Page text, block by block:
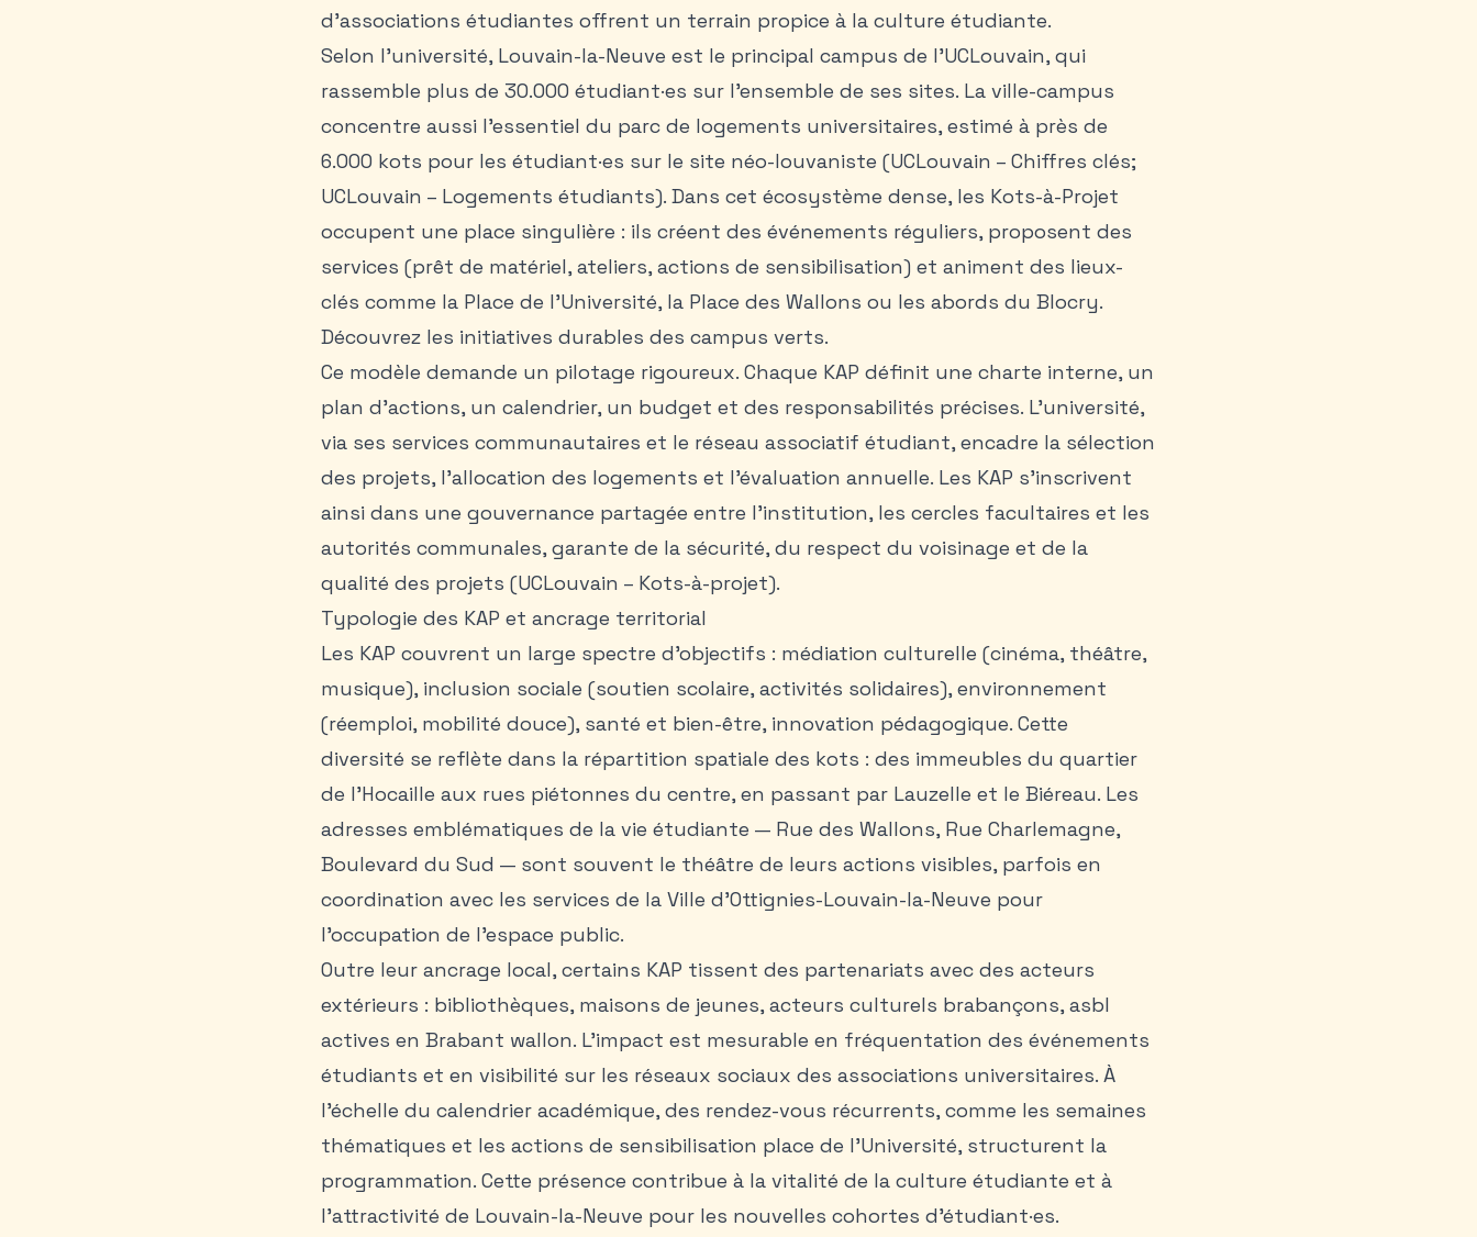
d’associations étudiantes offrent un terrain propice à la culture étudiante.
Selon l’université, Louvain-la-Neuve est le principal campus de l’UCLouvain, qui
rassemble plus de 30.000 étudiant·es sur l’ensemble de ses sites. La ville-campus
concentre aussi l’essentiel du parc de logements universitaires, estimé à près de
6.000 kots pour les étudiant·es sur le site néo-louvaniste (UCLouvain – Chiffres clés;
UCLouvain – Logements étudiants). Dans cet écosystème dense, les Kots-à-Projet
occupent une place singulière : ils créent des événements réguliers, proposent des
services (prêt de matériel, ateliers, actions de sensibilisation) et animent des lieux-
clés comme la Place de l’Université, la Place des Wallons ou les abords du Blocry.
Découvrez les initiatives durables des campus verts.
Ce modèle demande un pilotage rigoureux. Chaque KAP définit une charte interne, un
plan d’actions, un calendrier, un budget et des responsabilités précises. L’université,
via ses services communautaires et le réseau associatif étudiant, encadre la sélection
des projets, l’allocation des logements et l’évaluation annuelle. Les KAP s’inscrivent
ainsi dans une gouvernance partagée entre l’institution, les cercles facultaires et les
autorités communales, garante de la sécurité, du respect du voisinage et de la
qualité des projets (UCLouvain – Kots-à-projet).
Typologie des KAP et ancrage territorial
Les KAP couvrent un large spectre d’objectifs : médiation culturelle (cinéma, théâtre,
musique), inclusion sociale (soutien scolaire, activités solidaires), environnement
(réemploi, mobilité douce), santé et bien-être, innovation pédagogique. Cette
diversité se reflète dans la répartition spatiale des kots : des immeubles du quartier
de l’Hocaille aux rues piétonnes du centre, en passant par Lauzelle et le Biéreau. Les
adresses emblématiques de la vie étudiante — Rue des Wallons, Rue Charlemagne,
Boulevard du Sud — sont souvent le théâtre de leurs actions visibles, parfois en
coordination avec les services de la Ville d’Ottignies-Louvain-la-Neuve pour
l’occupation de l’espace public.
Outre leur ancrage local, certains KAP tissent des partenariats avec des acteurs
extérieurs : bibliothèques, maisons de jeunes, acteurs culturels brabançons, asbl
actives en Brabant wallon. L’impact est mesurable en fréquentation des événements
étudiants et en visibilité sur les réseaux sociaux des associations universitaires. À
l’échelle du calendrier académique, des rendez-vous récurrents, comme les semaines
thématiques et les actions de sensibilisation place de l’Université, structurent la
programmation. Cette présence contribue à la vitalité de la culture étudiante et à
l’attractivité de Louvain-la-Neuve pour les nouvelles cohortes d’étudiant·es.